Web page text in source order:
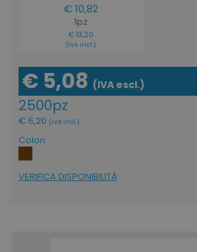
€ 10,82
1pz
€ 13,20
(IVA incl.)
€ 5,08 (IVA escl.)
2500pz
€ 6,20 (IVA incl.)
Colori
VERIFICA DISPONIBILITÁ